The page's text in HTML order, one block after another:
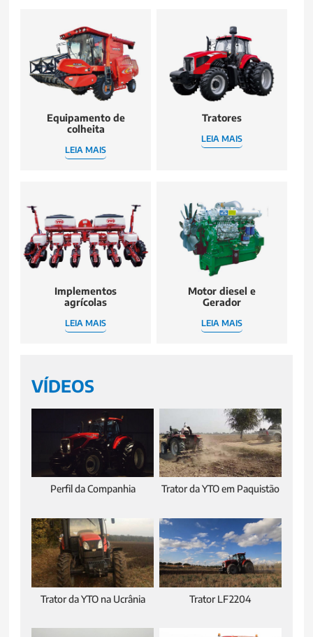
Equipamento de
colheita
LEIA MAIS
Tratores
LEIA MAIS
Implementos
agrícolas
LEIA MAIS
Motor diesel e
Gerador
LEIA MAIS
VÍDEOS
Perfil da Companhia Trator da YTO em Paquistão
Trator da YTO na Ucrânia Trator LF2204